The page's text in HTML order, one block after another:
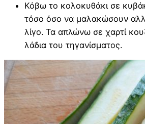
Κόβω το κολοκυθάκι σε
τόσο όσο να μαλακώσουν
λίγο. Τα απλώνω σε χαρτί
λάδια του τηγανίσματος.